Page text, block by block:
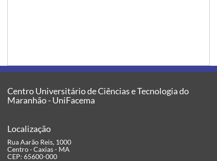
Centro Universitário de Ciências e Tecnologia do
Maranhão - UniFacema
Localização
Rua Aarão Reis, 1000
Centro · Caxias - MA
CEP: 65600-000